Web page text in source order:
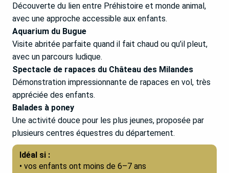
Découverte du lien entre Préhistoire et monde animal,
avec une approche accessible aux enfants.
Aquarium du Bugue
Visite abritée parfaite quand il fait chaud ou qu’il pleut,
avec un parcours ludique.
Spectacle de rapaces du Château des Milandes
Démonstration impressionnante de rapaces en vol, très
appréciée des enfants.
Balades à poney
Une activité douce pour les plus jeunes, proposée par
plusieurs centres équestres du département.
Idéal si :
• vos enfants ont moins de 6–7 ans